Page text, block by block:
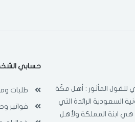
للقول المأثور : أهل مكّة
السعودية الرائدة التي
هي ابنة المملكة ولأهل
حسابي
طلبات
فواتير